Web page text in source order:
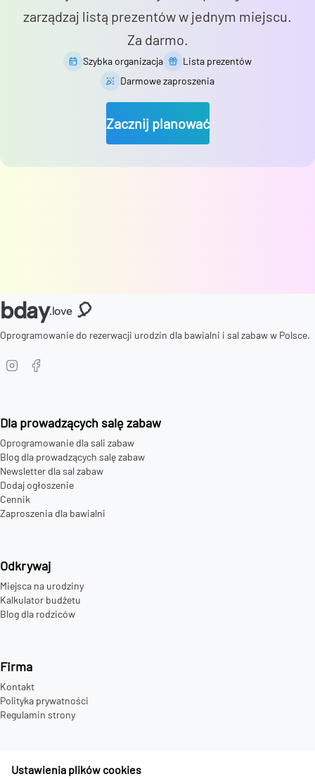
Ustawienia plików cookies
zarządzaj listą prezentów w jednym miejscu.
Za darmo.
Szybka organizacja
Lista prezentów
Darmowe zaproszenia
Zacznij planować
bday.love 🎈
Oprogramowanie do rezerwacji urodzin dla bawialni i sal zabaw w Polsce.
Dla prowadzących salę zabaw
Oprogramowanie dla sali zabaw
Blog dla prowadzących salę zabaw
Newsletter dla sal zabaw
Dodaj ogłoszenie
Cennik
Zaproszenia dla bawialni
Odkrywaj
Miejsca na urodziny
Kalkulator budżetu
Blog dla rodziców
Firma
Kontakt
Polityka prywatności
Regulamin strony